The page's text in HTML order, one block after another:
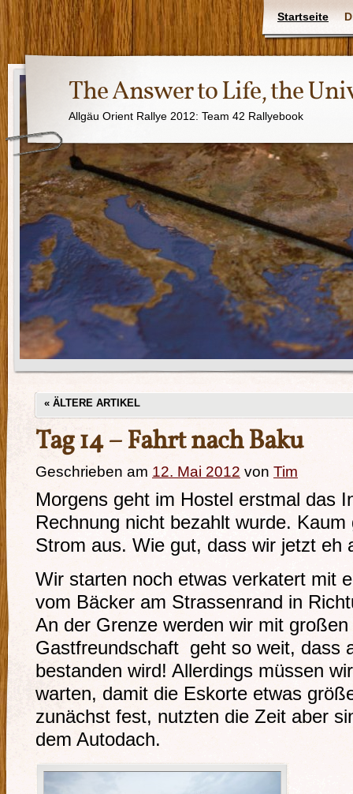
Startseite
The Answer to Life, the
Allgäu Orient Rallye 2012: Team 42 Rallyebook
« ÄLTERE ARTIKEL
Tag 14 – Fahrt nach Baku
Geschrieben am 12. Mai 2012 von Tim
Morgens geht im Hostel erstmal das
Rechnung nicht bezahlt wurde.
Strom aus. Wie gut, dass wir jetzt eh
Wir starten noch etwas verkatert mit
vom Bäcker am Strassenrand in
An der Grenze werden wir mit
Gastfreundschaft geht so weit, dass
bestanden wird! Allerdings müssen
warten, damit die Eskorte etwas
zunächst fest, nutzten die Zeit aber
dem Autodach.